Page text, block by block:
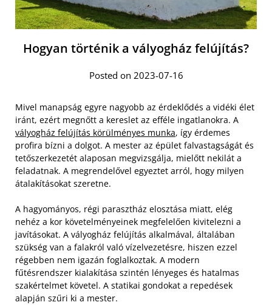
Hogyan történik a vályogház felújítás?
Posted on 2023-07-16
Mivel manapság egyre nagyobb az érdeklődés a vidéki élet
iránt, ezért megnőtt a kereslet az efféle ingatlanokra. A
vályogház felújítás körülményes munka, így érdemes
profira bízni a dolgot. A mester az épület falvastagságát és
tetőszerkezetét alaposan megvizsgálja, mielőtt nekilát a
feladatnak. A megrendelővel egyeztet arról, hogy milyen
átalakításokat szeretne.
A hagyományos, régi parasztház elosztása miatt, elég
nehéz a kor követelményeinek megfelelően kivitelezni a
javításokat. A vályogház felújítás alkalmával, általában
szükség van a falakról való vízelvezetésre, hiszen ezzel
régebben nem igazán foglalkoztak. A modern
fűtésrendszer kialakítása szintén lényeges és hatalmas
szakértelmet követel. A statikai gondokat a repedések
alapján szűri ki a mester.